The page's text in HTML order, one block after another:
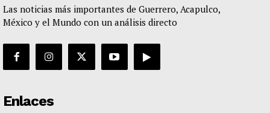
Las noticias más importantes de Guerrero, Acapulco,
México y el Mundo con un análisis directo
Enlaces